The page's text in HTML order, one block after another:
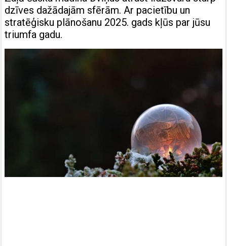
dzīves dažādajām sfērām. Ar pacietību un
stratēģisku plānošanu 2025. gads kļūs par jūsu
triumfa gadu.